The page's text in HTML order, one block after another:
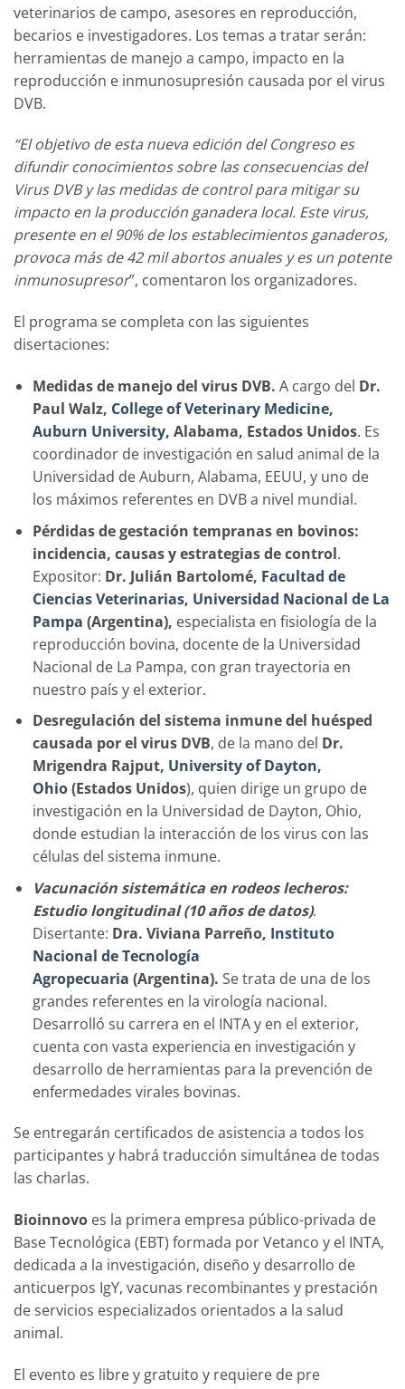
veterinarios de campo, asesores en reproducción,
becarios e investigadores. Los temas a tratar serán:
herramientas de manejo a campo, impacto en la
reproducción e inmunosupresión causada por el virus
DVB.
“El objetivo de esta nueva edición del Congreso es
difundir conocimientos sobre las consecuencias del
Virus DVB y las medidas de control para mitigar su
impacto en la producción ganadera local. Este virus,
presente en el 90% de los establecimientos ganaderos,
provoca más de 42 mil abortos anuales y es un potente
inmunosupresor”, comentaron los organizadores.
El programa se completa con las siguientes
disertaciones:
Medidas de manejo del virus DVB. A cargo del Dr.
Paul Walz, College of Veterinary Medicine,
Auburn University, Alabama, Estados Unidos. Es
coordinador de investigación en salud animal de la
Universidad de Auburn, Alabama, EEUU, y uno de
los máximos referentes en DVB a nivel mundial.
Pérdidas de gestación tempranas en bovinos:
incidencia, causas y estrategias de control.
Expositor: Dr. Julián Bartolomé, Facultad de
Ciencias Veterinarias, Universidad Nacional de La
Pampa (Argentina), especialista en fisiología de la
reproducción bovina, docente de la Universidad
Nacional de La Pampa, con gran trayectoria en
nuestro país y el exterior.
Desregulación del sistema inmune del huésped
causada por el virus DVB, de la mano del Dr.
Mrigendra Rajput, University of Dayton,
Ohio(Estados Unidos), quien dirige un grupo de
investigación en la Universidad de Dayton, Ohio,
donde estudian la interacción de los virus con las
células del sistema inmune.
Vacunación sistemática en rodeos lecheros:
Estudio longitudinal (10 años de datos).
Disertante: Dra. Viviana Parreño, Instituto
Nacional de Tecnología
Agropecuaria (Argentina). Se trata de una de los
grandes referentes en la virología nacional.
Desarrolló su carrera en el INTA y en el exterior,
cuenta con vasta experiencia en investigación y
desarrollo de herramientas para la prevención de
enfermedades virales bovinas.
Se entregarán certificados de asistencia a todos los
participantes y habrá traducción simultánea de todas
las charlas.
Bioinnovo es la primera empresa público-privada de
Base Tecnológica (EBT) formada por Vetanco y el INTA,
dedicada a la investigación, diseño y desarrollo de
anticuerpos IgY, vacunas recombinantes y prestación
de servicios especializados orientados a la salud
animal.
El evento es libre y gratuito y requiere de pre